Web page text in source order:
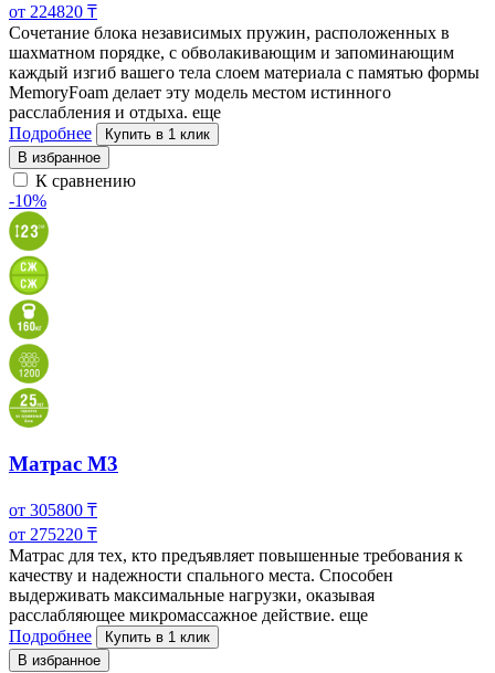
от 224820 ₸
Сочетание блока независимых пружин, расположенных в
шахматном порядке, с обволакивающим и запоминающим
каждый изгиб вашего тела слоем материала с памятью формы
MemoryFoam делает эту модель местом истинного
расслабления и отдыха. еще
Подробнее
Купить в 1 клик
В избранное
К сравнению
-10%
Матрас M3
от 305800 ₸
от 275220 ₸
Матрас для тех, кто предъявляет повышенные требования к
качеству и надежности спального места. Способен
выдерживать максимальные нагрузки, оказывая
расслабляющее микромассажное действие. еще
Подробнее
Купить в 1 клик
В избранное